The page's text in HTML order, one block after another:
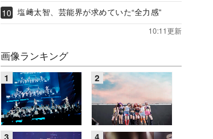
塩﨑太智、芸能界が求めていた“全力感”
10:11更新
画像ランキング